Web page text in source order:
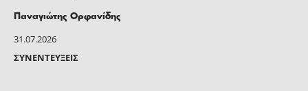
31.07.2026
ΣΥΝΕΝΤΕΎΞΕΙΣ
Παναγιώτης Ορφανίδης